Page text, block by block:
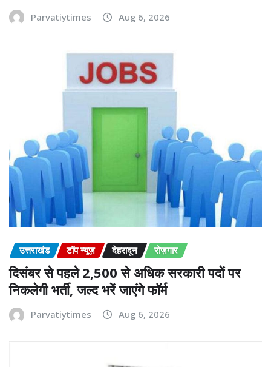
Parvatiytimes Aug 6, 2026
उत्तराखंड टॉप न्यूज़ देहरादून रोज़गार
दिसंबर से पहले 2,500 से अधिक सरकारी पदों पर
निकलेगी भर्ती, जल्द भरें जाएंगे फॉर्म
Parvatiytimes Aug 6, 2026